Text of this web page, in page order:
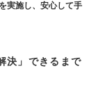
実施し、安心して手
決」できるまで